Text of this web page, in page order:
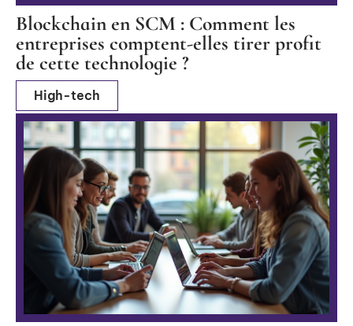
Blockchain en SCM : Comment les
entreprises comptent-elles tirer profit
de cette technologie ?
High-tech